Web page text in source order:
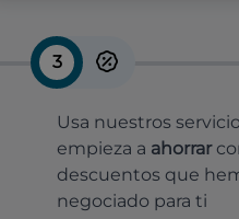
3
Usa nuestros
empieza a ahorrar
descuentos que
negociado para ti